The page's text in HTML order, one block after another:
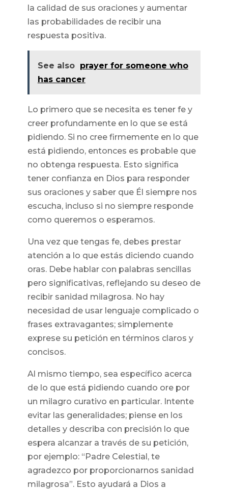
la calidad de sus oraciones y aumentar
las probabilidades de recibir una
respuesta positiva.
See also prayer for someone who
has cancer
Lo primero que se necesita es tener fe y
creer profundamente en lo que se está
pidiendo. Si no cree firmemente en lo que
está pidiendo, entonces es probable que
no obtenga respuesta. Esto significa
tener confianza en Dios para responder
sus oraciones y saber que Él siempre nos
escucha, incluso si no siempre responde
como queremos o esperamos.
Una vez que tengas fe, debes prestar
atención a lo que estás diciendo cuando
oras. Debe hablar con palabras sencillas
pero significativas, reflejando su deseo de
recibir sanidad milagrosa. No hay
necesidad de usar lenguaje complicado o
frases extravagantes; simplemente
exprese su petición en términos claros y
concisos.
Al mismo tiempo, sea específico acerca
de lo que está pidiendo cuando ore por
un milagro curativo en particular. Intente
evitar las generalidades; piense en los
detalles y describa con precisión lo que
espera alcanzar a través de su petición,
por ejemplo: “Padre Celestial, te
agradezco por proporcionarnos sanidad
milagrosa”. Esto ayudará a Dios a